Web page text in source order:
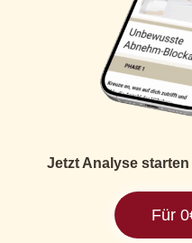
Jetzt Analyse
Für